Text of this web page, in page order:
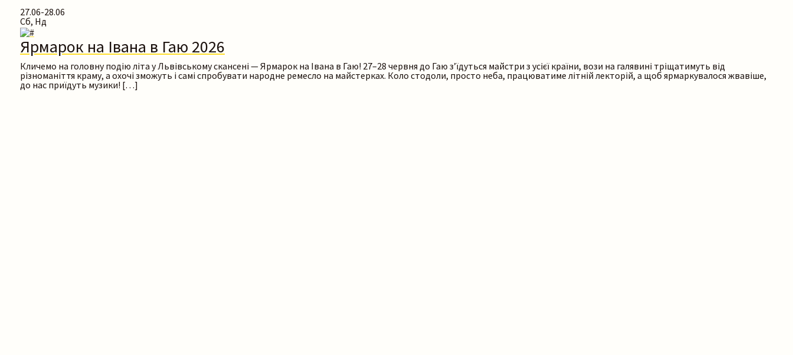
27.06-28.06
Сб, Нд
Ярмарок на Івана в Гаю 2026
Кличемо на головну подію літа у Львівському скансені — Ярмарок на Івана в Гаю! 27–28 червня до Гаю з’їдуться майстри з усієї країни, вози на галявині тріщатимуть від
різноманіття краму, а охочі зможуть і самі спробувати народне ремесло на майстерках. Коло стодоли, просто неба, працюватиме літній лекторій, а щоб ярмаркувалося жвавіше,
до нас приїдуть музики! […]